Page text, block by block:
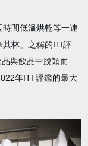
間低溫烘乾等一連
其林」之稱的ITI評
與飲品中脫穎而
年ITI 評鑑的最大